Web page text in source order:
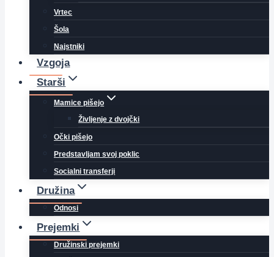
Vrtec
Šola
Najstniki
Vzgoja
Starši
Mamice pišejo
Življenje z dvojčki
Očki pišejo
Predstavljam svoj poklic
Socialni transferji
Družina
Odnosi
Prejemki
Družinski prejemki